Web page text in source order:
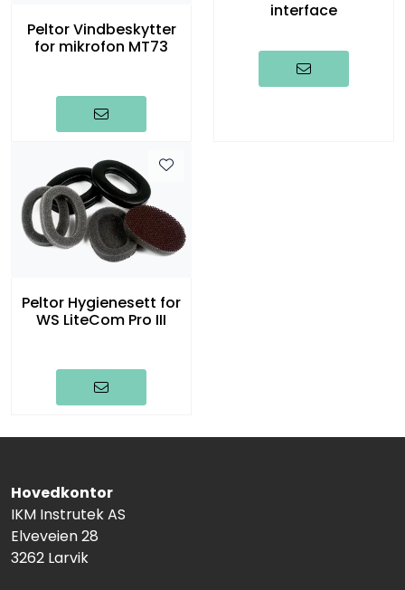
Peltor Vindbeskytter
for mikrofon MT73
interface
Peltor Hygienesett for
WS LiteCom Pro III
Hovedkontor
IKM Instrutek AS
Elveveien 28
3262 Larvik